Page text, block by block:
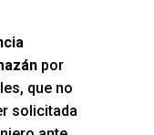
por
que no
solicitada